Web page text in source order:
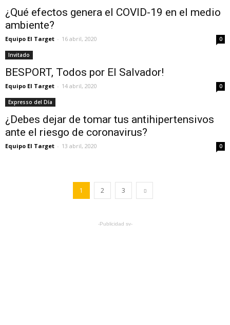
¿Qué efectos genera el COVID-19 en el medio
ambiente?
Equipo El Target - 16 abril, 2020 0
Invitado
BESPORT, Todos por El Salvador!
Equipo El Target - 14 abril, 2020 0
Expresso del Día
¿Debes dejar de tomar tus antihipertensivos
ante el riesgo de coronavirus?
Equipo El Target - 13 abril, 2020 0
1 2 3
-Publicidad sv-